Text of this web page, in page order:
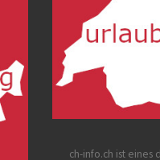
ch-info.ch ist eines